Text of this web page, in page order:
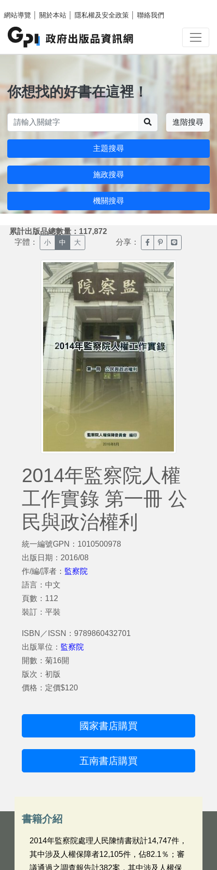
網站導覽
關於本站 隱私權及安全政策 聯絡我們
你想找的好書在這裡！
進階搜尋
主題搜尋
施政搜尋
機關搜尋
累計出版品總數量：117,872
字體： 小 中 大 分享： 臉書分享(另開新視窗)
噗浪分享(另開新
Line分享(另
2014年監察院人權
工作實錄 第一冊 公
民與政治權利
統一編號GPN：1010500978
出版日期：2016/08
作/編/譯者： 監察院
語言：中文
頁數：112
裝訂：平裝
ISBN／ISSN：9789860432701
出版單位： 監察院
開數：菊16開
版次：初版
價格：定價$120
國家書店購買
五南書店購買
書籍介紹
2014年監察院處理人民陳情書狀計14,747件，
其中涉及人權保障者12,105件，佔82.1％；審
議通過之調查報告計382案，其中涉及人權保